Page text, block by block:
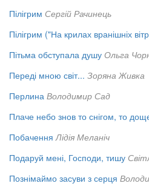
Пілігрим Сергій Рачинець
Пілігрим ("На крилах вранішніх
Пітьма обступала душу Ольга
Переді мною світ... Зоряна Живка
Перлина Володимир Сад
Плаче небо знов то снігом, то
Побачення Лідія Меланіч
Подаруй мені, Господи, тишу
Познімаймо засуви з серця